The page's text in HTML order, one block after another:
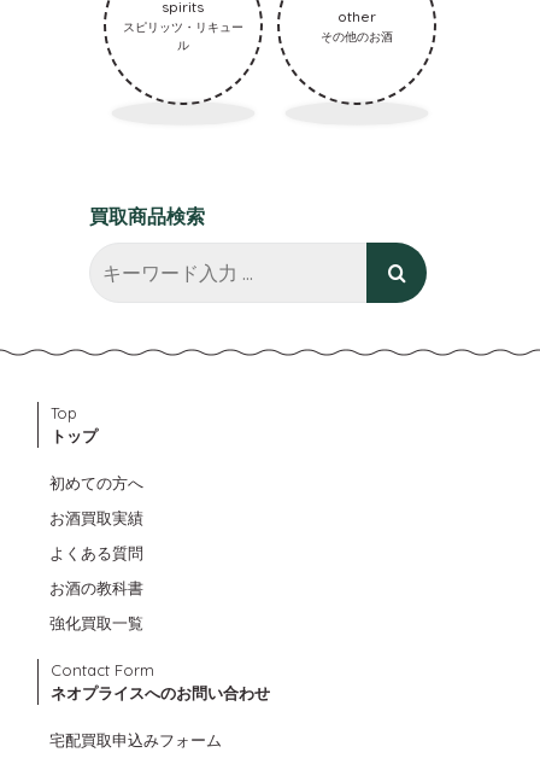
spirits
スピリッツ・リキュー
ル
other
その他のお酒
買取商品検索
Top
トップ
初めての方へ
お酒買取実績
よくある質問
お酒の教科書
強化買取一覧
Contact Form
ネオプライスへのお問い合わせ
宅配買取申込みフォーム